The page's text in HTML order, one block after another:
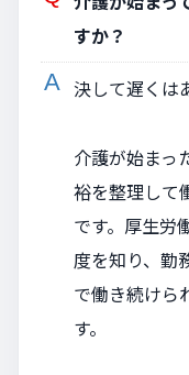
すか？
決して遅くは
介護が始まっ
裕を整理して
です。厚生労
度を知り、勤
で働き続けら
す。